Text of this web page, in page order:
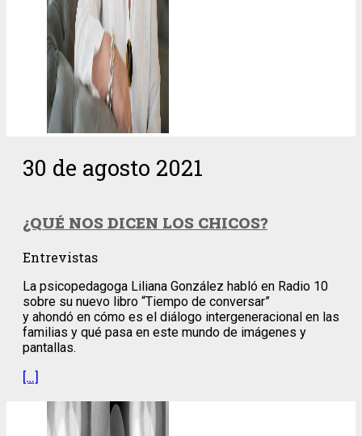
30 de agosto 2021
¿QUÉ NOS DICEN LOS CHICOS?
Entrevistas
La psicopedagoga Liliana González habló en Radio 10
sobre su nuevo libro “Tiempo de conversar”
y ahondó en cómo es el diálogo intergeneracional en las
familias y qué pasa en este mundo de imágenes y
pantallas.
[…]